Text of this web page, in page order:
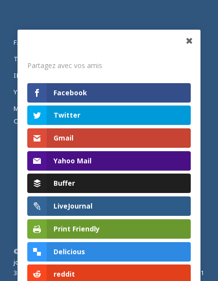
FACEBOOK
TWITTER
INSTAGRAM
YOUTUBE
MENTIONS LÉGALES ET POLITIQUE DE
CONFIDENTIALITÉ
© 2026 Actualités adventistes. Église adventiste du septième
jour de France métropolitaine, de Belgique et du Luxembourg.
30, Avenue Émile Zola, 77190 Dammarie Les Lys, France |
+33 (0) 1
Partagez avec vos amis
Facebook
Twitter
Gmail
Yahoo Mail
Buffer
LiveJournal
Print Friendly
Delicious
reddit